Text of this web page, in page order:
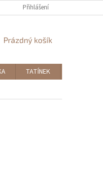
Přihlášení
NÁKUPNÍ
Prázdný košík
TATÍNEK